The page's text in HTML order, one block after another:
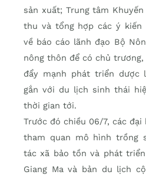
sản xuất; Trung tâm
thu và tổng hợp các ý kiến
về báo cáo lãnh đạo Bộ
nông thôn để có chủ
đẩy mạnh phát triển dược
gắn với du lịch sinh thái
thời gian tới.
Trước đó chiều 06/7, các
tham quan mô hình trồng
tác xã bảo tồn và phát
Giang Ma và bản du lịch